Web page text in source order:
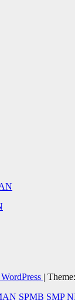
|
SPMB SMP